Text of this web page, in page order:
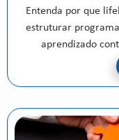
Entenda por que
estruturar
aprendizado